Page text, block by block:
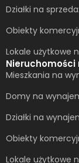
Działki na
Obiekty
Lokale użytkowe
Nieruchomości
Mieszkania na
Domy na
Działki na
Obiekty
Lokale użytkowe